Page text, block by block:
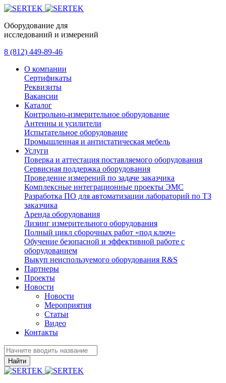
Оборудование для
исследований и измерений
8 (812) 449-89-46
О компании
Сертификаты
Реквизиты
Вакансии
Каталог
Контрольно-измерительное оборудование
Антенны и усилители
Испытательное оборудование
Промышленная и антистатическая мебель
Услуги
Поверка и аттестация поставляемого оборудования
Сервисная поддержка оборудования
Проведение измерений по задаче заказчика
Комплексные интеграционные проекты ЭМС
Разработка ПО для автоматизации лабораторий по ТЗ
заказчика
Аренда оборудования
Лизинг измерительного оборудования
Полный цикл сборочных работ «под ключ»
Обучение безопасной и эффективной работе с
оборудованием
Выкуп неиспользуемого оборудования R&S
Партнеры
Проекты
Новости
Новости
Мероприятия
Статьи
Видео
Контакты
Найти